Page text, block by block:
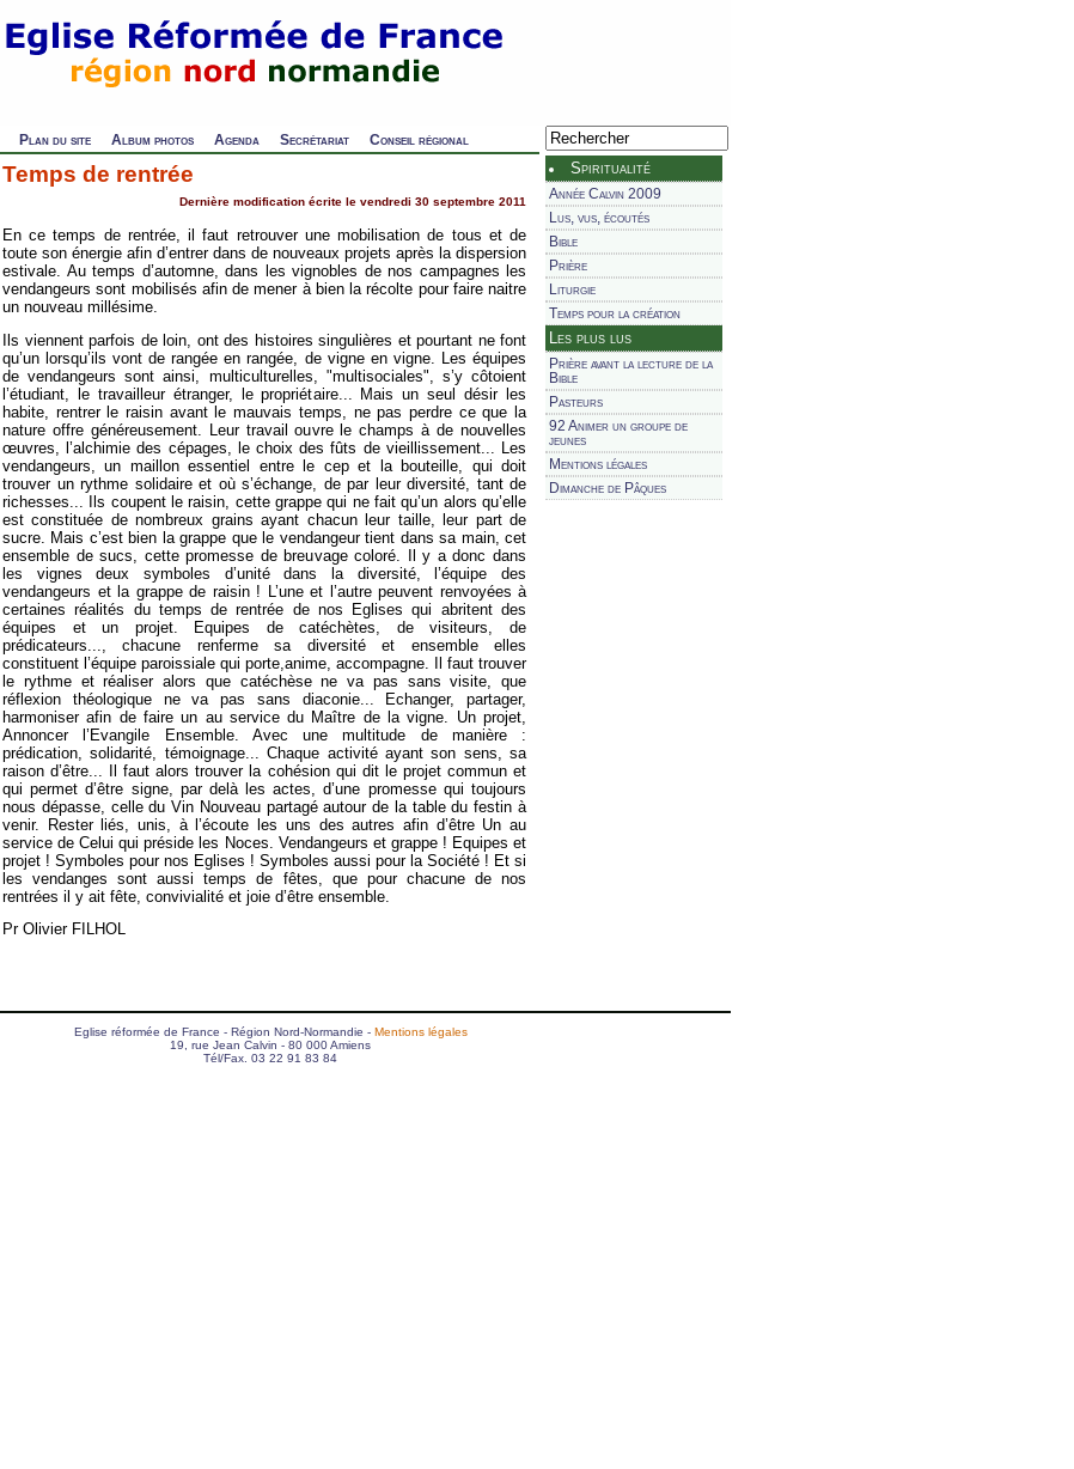
Plan du site Album photos Agenda Secrétariat Conseil régional
Spiritualité
Année Calvin 2009
Lus, vus, écoutés
Bible
Prière
Liturgie
Temps pour la création
Les plus lus
Prière avant la lecture de la
Bible
Pasteurs
92 Animer un groupe de
jeunes
Mentions légales
Dimanche de Pâques
Temps de rentrée
Dernière modification écrite le vendredi 30 septembre 2011
En ce temps de rentrée, il faut retrouver une mobilisation de tous et de
toute son énergie afin d’entrer dans de nouveaux projets après la dispersion
estivale. Au temps d’automne, dans les vignobles de nos campagnes les
vendangeurs sont mobilisés afin de mener à bien la récolte pour faire naitre
un nouveau millésime.
Ils viennent parfois de loin, ont des histoires singulières et pourtant ne font
qu’un lorsqu’ils vont de rangée en rangée, de vigne en vigne. Les équipes
de vendangeurs sont ainsi, multiculturelles, "multisociales", s’y côtoient
l’étudiant, le travailleur étranger, le propriétaire... Mais un seul désir les
habite, rentrer le raisin avant le mauvais temps, ne pas perdre ce que la
nature offre généreusement. Leur travail ouvre le champs à de nouvelles
œuvres, l’alchimie des cépages, le choix des fûts de vieillissement... Les
vendangeurs, un maillon essentiel entre le cep et la bouteille, qui doit
trouver un rythme solidaire et où s’échange, de par leur diversité, tant de
richesses... Ils coupent le raisin, cette grappe qui ne fait qu’un alors qu’elle
est constituée de nombreux grains ayant chacun leur taille, leur part de
sucre. Mais c’est bien la grappe que le vendangeur tient dans sa main, cet
ensemble de sucs, cette promesse de breuvage coloré. Il y a donc dans
les vignes deux symboles d’unité dans la diversité, l’équipe des
vendangeurs et la grappe de raisin ! L’une et l’autre peuvent renvoyées à
certaines réalités du temps de rentrée de nos Eglises qui abritent des
équipes et un projet. Equipes de catéchètes, de visiteurs, de
prédicateurs..., chacune renferme sa diversité et ensemble elles
constituent l’équipe paroissiale qui porte,anime, accompagne. Il faut trouver
le rythme et réaliser alors que catéchèse ne va pas sans visite, que
réflexion théologique ne va pas sans diaconie... Echanger, partager,
harmoniser afin de faire un au service du Maître de la vigne. Un projet,
Annoncer l’Evangile Ensemble. Avec une multitude de manière :
prédication, solidarité, témoignage... Chaque activité ayant son sens, sa
raison d’être... Il faut alors trouver la cohésion qui dit le projet commun et
qui permet d’être signe, par delà les actes, d’une promesse qui toujours
nous dépasse, celle du Vin Nouveau partagé autour de la table du festin à
venir. Rester liés, unis, à l’écoute les uns des autres afin d’être Un au
service de Celui qui préside les Noces. Vendangeurs et grappe ! Equipes et
projet ! Symboles pour nos Eglises ! Symboles aussi pour la Société ! Et si
les vendanges sont aussi temps de fêtes, que pour chacune de nos
rentrées il y ait fête, convivialité et joie d’être ensemble.
Pr Olivier FILHOL
Eglise réformée de France - Région Nord-Normandie - Mentions légales
19, rue Jean Calvin - 80 000 Amiens
Tél/Fax. 03 22 91 83 84